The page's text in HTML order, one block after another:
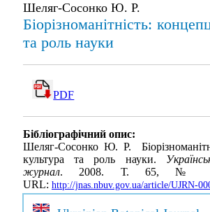
Шеляг-Сосонко Ю. Р.
Біорізноманітність:
та роль науки
PDF
Бібліографічний опис:
Шеляг-Сосонко Ю. Р.
культура та роль науки.
журнал. 2008. Т. 65, №
URL: http://jnas.nbuv.gov.ua/article/UJRN-